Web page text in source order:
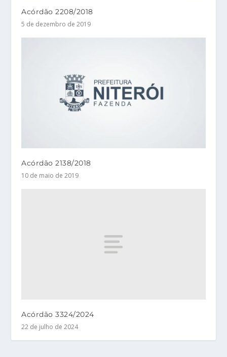
Acórdão 2208/2018
5 de dezembro de 2019
Acórdão 2138/2018
10 de maio de 2019
Acórdão 3324/2024
22 de julho de 2024